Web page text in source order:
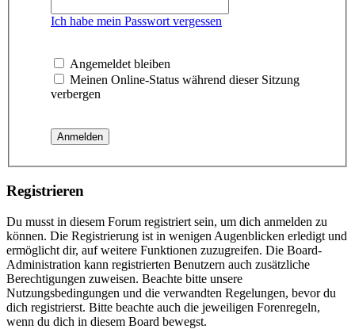
Ich habe mein Passwort vergessen
Angemeldet bleiben
Meinen Online-Status während dieser Sitzung
verbergen
Registrieren
Du musst in diesem Forum registriert sein, um dich anmelden zu
können. Die Registrierung ist in wenigen Augenblicken erledigt und
ermöglicht dir, auf weitere Funktionen zuzugreifen. Die Board-
Administration kann registrierten Benutzern auch zusätzliche
Berechtigungen zuweisen. Beachte bitte unsere
Nutzungsbedingungen und die verwandten Regelungen, bevor du
dich registrierst. Bitte beachte auch die jeweiligen Forenregeln,
wenn du dich in diesem Board bewegst.